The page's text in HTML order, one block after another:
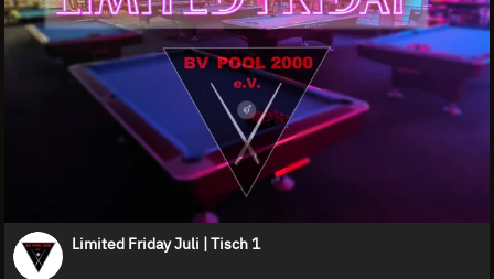
Limited Friday Juli | Tisch 1